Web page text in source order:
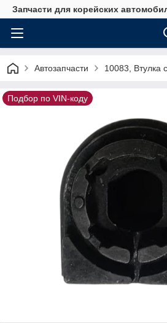
Запчасти для корейских
Автозапчасти 10083, Втулка
Подбор по VIN-коду